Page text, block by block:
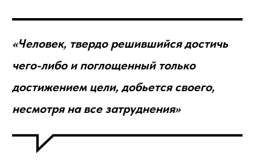
«Человек, твердо решившийся достичь
чего-либо и поглощенный только
достижением цели, добьется своего,
несмотря на все затруднения»